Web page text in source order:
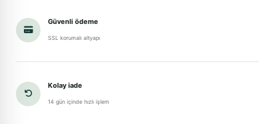
Güvenli ödeme
SSL korumalı altyapı
Kolay iade
14 gün içinde hızlı işlem